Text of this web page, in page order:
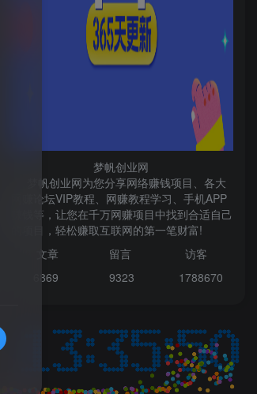
HI！请登录
登录
1W+人已阅读
多多视频撸收益最新玩法，
高收益技术，单日变现
2000+，附赠全套技术资料
2年前 1W+人已阅读
梦帆创业网
梦帆创业网为您分享网络赚钱项目、各大
网赚论坛VIP教程、网赚教程学习、手机APP
赚钱等，让您在千万网赚项目中找到合适自己
的项目，轻松赚取互联网的第一笔财富!
文章 留言 访客
6869 9323 1788670